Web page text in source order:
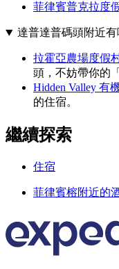
菲律賓普克拉度
達普達普碼頭附近
拉霍亞農場度假
頭，不妨帶你的
Hidden Valley 有
的住宿。
繼續探索
住宿
菲律賓榕附近的